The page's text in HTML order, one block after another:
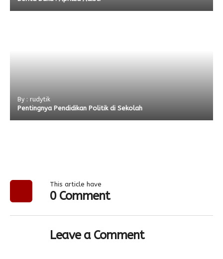
By : rudytik
Pentingnya Pendidikan Politik di Sekolah
This article have
0 Comment
Leave a Comment